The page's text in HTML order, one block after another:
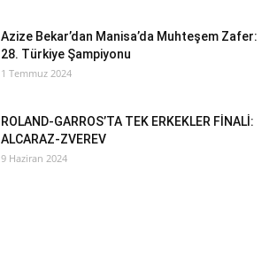
Azize Bekar’dan Manisa’da Muhteşem Zafer:
28. Türkiye Şampiyonu
1 Temmuz 2024
ROLAND-GARROS’TA TEK ERKEKLER FİNALİ:
ALCARAZ-ZVEREV
9 Haziran 2024